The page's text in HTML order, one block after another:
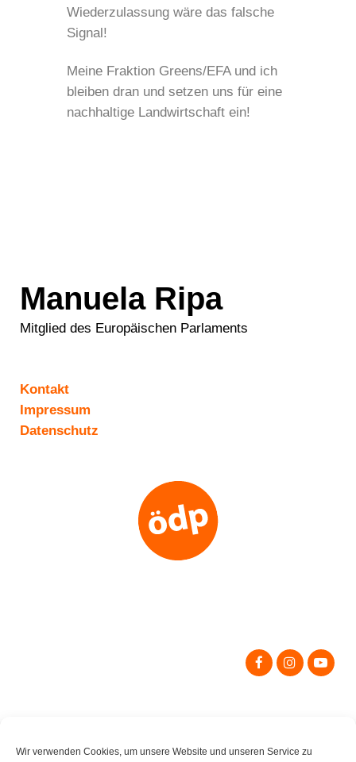
Wir verwenden Cookies, um unsere Website und unseren Service zu
Wiederzulassung wäre das falsche
Signal!
Meine Fraktion Greens/EFA und ich
bleiben dran und setzen uns für eine
nachhaltige Landwirtschaft ein!
Manuela Ripa
Mitglied des Europäischen Parlaments
Kontakt
Impressum
Datenschutz